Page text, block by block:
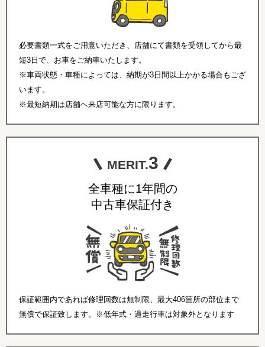
必要書類一式をご用意いただき、店舗にて書類を受領してから最
短3日で、お車をご納車いたします。
※車両状態・車種によっては、納期が3日間以上かかる場合もござ
います。
※最短納期は店舗へ来店可能な方に限ります。
MERIT.3
全車種に1年間の
中古車保証付き
保証範囲内であれば修理回数は無制限、最大406箇所の部位まで
無償で保証致します。※低年式・過走行車は対象外となります